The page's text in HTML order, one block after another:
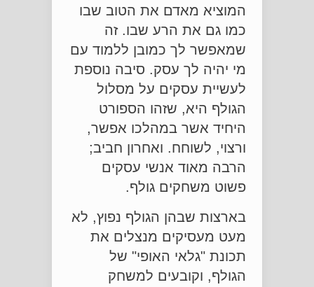
המוציא מאדם את הטוב שבו
כמו גם את הרע שבו. זה
שמאפשר לך כמובן ללמוד עם
מי יהיה לך עסק. סיבה נוספת
לעשיית עסקים על מסלול
הגולף היא, שזהו הספורט
היחיד אשר במהלכו אפשר,
ורצוי, לשוחח. ואחרון חביב;
הרבה מאוד אנשי עסקים
פשוט משחקים גולף.
בארצות שבהן הגולף נפוץ, לא
מעט מעסיקים מנצלים את
תכונת "גלאי האופי" של
הגולף, וקובעים למשחק